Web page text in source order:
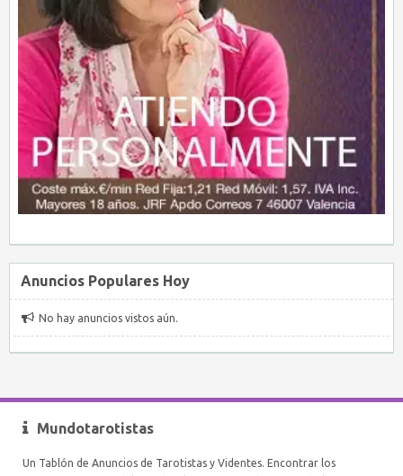
Anuncios Populares Hoy
No hay anuncios vistos aún.
Mundotarotistas
Un Tablón de Anuncios de Tarotistas y Videntes. Encontrar los